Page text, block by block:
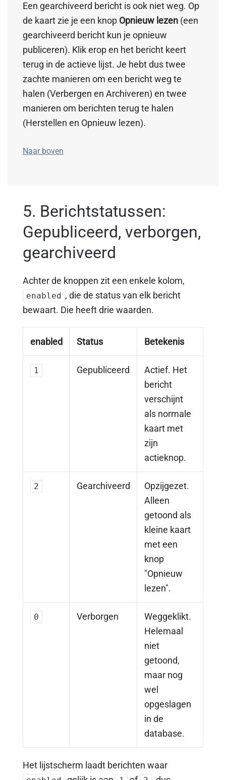
Een gearchiveerd bericht is ook niet weg. Op
de kaart zie je een knop Opnieuw lezen (een
gearchiveerd bericht kun je opnieuw
publiceren). Klik erop en het bericht keert
terug in de actieve lijst. Je hebt dus twee
zachte manieren om een bericht weg te
halen (Verbergen en Archiveren) en twee
manieren om berichten terug te halen
(Herstellen en Opnieuw lezen).
Naar boven
5. Berichtstatussen:
Gepubliceerd, verborgen,
gearchiveerd
Achter de knoppen zit een enkele kolom,
enabled , die de status van elk bericht
bewaart. Die heeft drie waarden.
enabled Status Betekenis
1 Gepubliceerd
Actief. Het
bericht
verschijnt
als normale
kaart met
zijn
actieknop.
2 Gearchiveerd
Opzijgezet.
Alleen
getoond als
kleine kaart
met een
knop
"Opnieuw
lezen".
0 Verborgen
Weggeklikt.
Helemaal
niet
getoond,
maar nog
wel
opgeslagen
in de
database.
Het lijstscherm laadt berichten waar